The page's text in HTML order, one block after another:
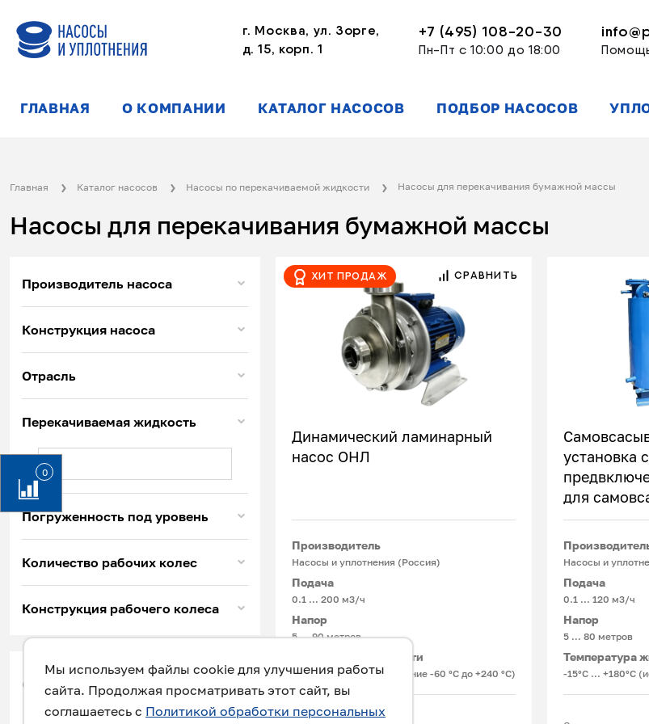
Мы используем файлы cookie для улучшения работы
сайта. Продолжая просматривать этот сайт, вы
соглашаетесь с Политикой обработки персональных
0
г. Москва, ул. Зорге,
д. 15, корп. 1
+7 (495) 108-20-30
Пн-Пт с 10:00 до 18:00
ГЛАВНАЯ О КОМПАНИИ КАТАЛОГ НАСОСОВ ПОДБОР НАСОСОВ
Главная Каталог насосов Насосы по перекачиваемой жидкости Насосы для перекачивания бумажной массы
Насосы для перекачивания бумажной массы
Производитель насоса
Конструкция насоса
Отрасль
Перекачиваемая жидкость
Погруженность под уровень
Количество рабочих колес
Конструкция рабочего колеса
фильтр
Хит продаж СРАВНИТЬ
Динамический ламинарный
насос ОНЛ
Производитель
Насосы и уплотнения (Россия)
Подача
0.1 ... 200 м3/ч
Напор
5 … 90 метров
Температура жидкости
-15°С ... +180°С (исполнение -60 °С до +240 °С)
установка
для
Насосы и
Подача
0.1 ... 120 м3/ч
Напор
5 … 80 метров
Температура
-15°С ... +180°С